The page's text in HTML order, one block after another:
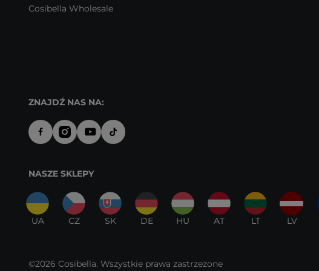
Cosibella Wholesale
ZNAJDŹ NAS NA:
NASZE SKLEPY
UA CZ SK DE HU AT LT LV
©2026 Cosibella. Wszystkie prawa zastrzeżone